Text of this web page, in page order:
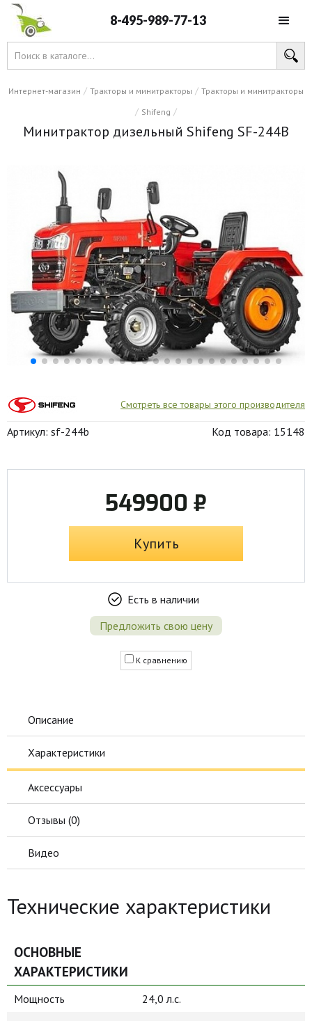
8-495-989-77-13
Интернет-магазин / Тракторы и минитракторы / Тракторы и минитракторы
/ Shifeng /
Минитрактор дизельный Shifeng SF-244B
Смотреть все товары этого производителя
Артикул: sf-244b Код товара: 15148
549900 ₽
Купить
Есть в наличии
Предложить свою цену
К сравнению
Описание
Характеристики
Аксессуары
Отзывы (0)
Видео
Технические характеристики
ОСНОВНЫЕ
ХАРАКТЕРИСТИКИ
Мощность
24,0 л.с.